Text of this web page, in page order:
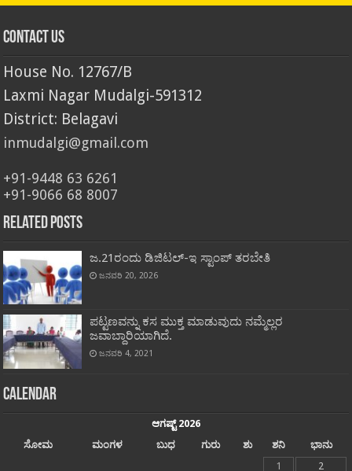
Contact Us
House No. 12767/B
Laxmi Nagar Mudalgi-591312
District: Belagavi
inmudalgi@gmail.com
+91-9448 63 6261
+91-9066 68 8007
Related Posts
ಜ.21ರಂದು ಡಿಜಿಟಲ್-ಇ ಸ್ಟಾಂಪ್ ತರಬೇತಿ
ಜನವರಿ 20, 2026
ಪಟ್ಟಣವನ್ನು ಕಸ ಮುಕ್ತ ಮಾಡುವುದು ನಮ್ಮೆಲ್ಲರ
ಜವಾಬ್ದಾರಿಯಾಗಿದೆ.
ಜನವರಿ 4, 2021
Calendar
ಆಗಷ್ಟ್ 2026
ಸೋಮ
ಮಂಗಳ ಬುಧ ಗುರು ಶು ಶನಿ
ಭಾನು
1
2